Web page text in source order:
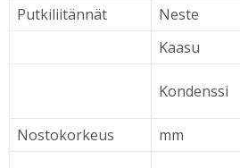
Putkiliitännät
Neste
Kaasu
Kondenssi
Nostokorkeus mm